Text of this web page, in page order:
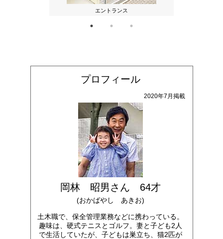
エントランス
プロフィール
2020年7月掲載
岡林 昭男さん 64才
(おかばやし あきお)
土木職で、保全管理業務などに携わっている。
趣味は、硬式テニスとゴルフ。妻と子ども2人
で生活していたが、子どもは巣立ち、猫2匹が